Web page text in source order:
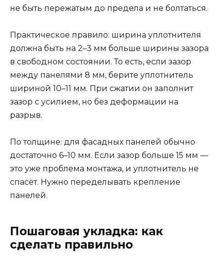
не быть пережатым до предела и не болтаться.
Практическое правило: ширина уплотнителя
должна быть на 2–3 мм больше ширины зазора
в свободном состоянии. То есть, если зазор
между панелями 8 мм, берите уплотнитель
шириной 10–11 мм. При сжатии он заполнит
зазор с усилием, но без деформации на
разрыв.
По толщине: для фасадных панелей обычно
достаточно 6–10 мм. Если зазор больше 15 мм —
это уже проблема монтажа, и уплотнитель не
спасёт. Нужно переделывать крепление
панелей.
Пошаговая укладка: как
сделать правильно